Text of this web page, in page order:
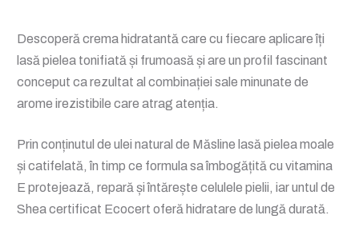
Descoperă crema hidratantă care cu fiecare aplicare îți
lasă pielea tonifiată și frumoasă și are un profil fascinant
conceput ca rezultat al combinației sale minunate de
arome irezistibile care atrag atenția.
Prin conținutul de ulei natural de Măsline lasă pielea moale
și catifelată, în timp ce formula sa îmbogățită cu vitamina
E protejează, repară și întărește celulele pielii, iar untul de
Shea certificat Ecocert oferă hidratare de lungă durată.